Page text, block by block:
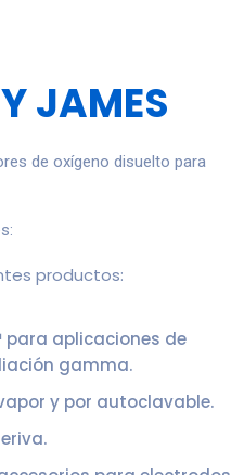
JAMES
de oxígeno disuelto para
productos:
para aplicaciones de
gamma.
y por autoclavable.